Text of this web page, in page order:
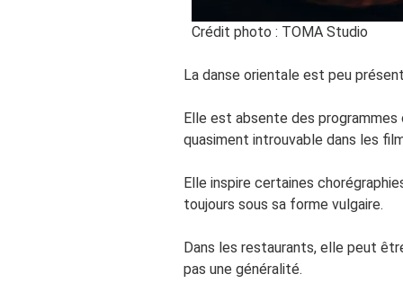
Crédit photo : TOMA Studio
La danse orientale est peu
Elle est absente des
quasiment introuvable dans les
Elle inspire certaines
toujours sous sa forme vulgaire.
Dans les restaurants, elle peut
pas une généralité.